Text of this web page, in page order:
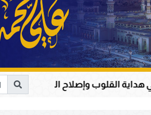
المجتمعات وقيادة الإنسانية إلى